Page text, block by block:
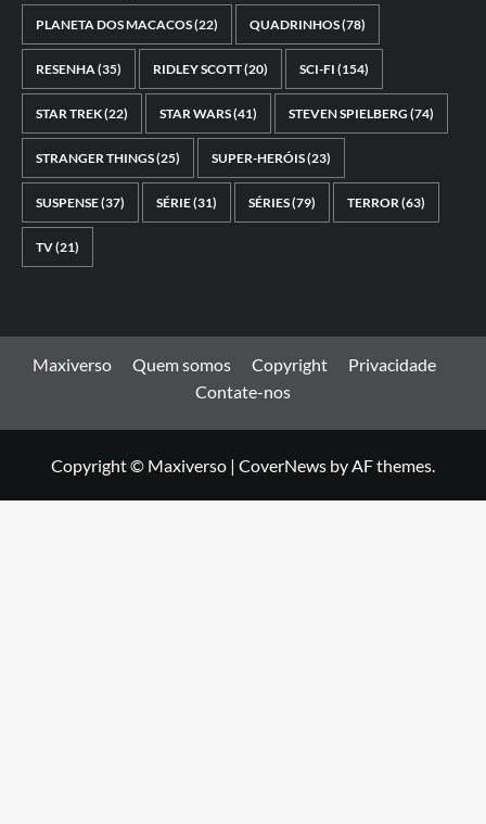
PLANETA DOS MACACOS(22) QUADRINHOS(78)
RESENHA(35) RIDLEY SCOTT(20) SCI-FI (154)
STAR TREK(22) STAR WARS(41) STEVEN SPIELBERG (74)
STRANGER THINGS(25) SUPER-HERÓIS(23)
SUSPENSE(37) SÉRIE(31) SÉRIES(79) TERROR(63)
TV(21)
Maxiverso Quem somos Copyright
Privacidade
Contate-nos
Copyright © Maxiverso | CoverNews by AF themes.